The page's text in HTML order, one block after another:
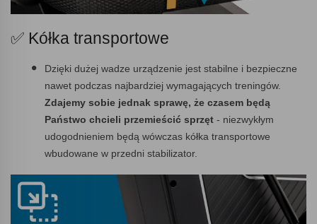
✅ Kółka transportowe
Dzięki dużej wadze urządzenie jest stabilne i bezpieczne
nawet podczas najbardziej wymagających treningów.
Zdajemy sobie jednak sprawę, że czasem będą
Państwo chcieli przemieścić sprzęt - niezwykłym
udogodnieniem będą wówczas kółka transportowe
wbudowane w przedni stabilizator.